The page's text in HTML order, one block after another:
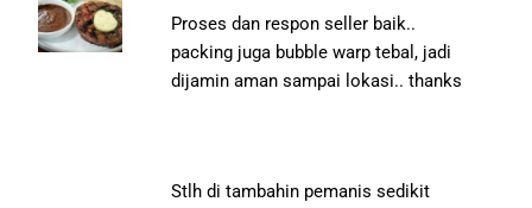
Proses dan respon seller baik..
packing juga bubble warp tebal, jadi
dijamin aman sampai lokasi.. thanks
Stlh di tambahin pemanis sedikit